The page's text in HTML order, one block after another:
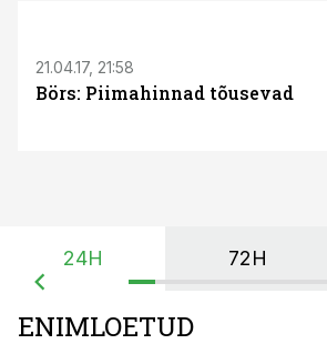
21.04.17, 21:58
Börs: Piimahinnad tõusevad
24H 72H
ENIMLOETUD